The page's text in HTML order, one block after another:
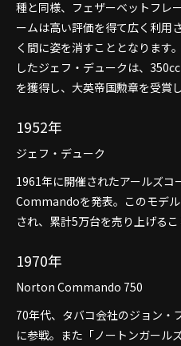
種と同様、フェザーベットフレ
ームは高い評価を得て広く利用
く間に姿を消すこととなります
したジェフ・デュークは、
を獲得し、大英帝国勲章を受賞
1952年
ジェフ・デューク
1961年に開催されたアールズコ
Commandoを発表。このモデ
され、累計5万台を売り上げるこ
1970年
Norton Commando 750
70年代、タバコ会社のジョン・
に参戦。また「ノートンガール